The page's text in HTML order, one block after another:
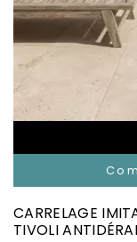
CARRELAGE
TIVOLI